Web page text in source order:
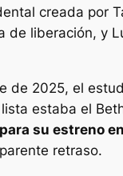
creada por
de liberación, y
de 2025, el
estaba el
su estreno
retraso.